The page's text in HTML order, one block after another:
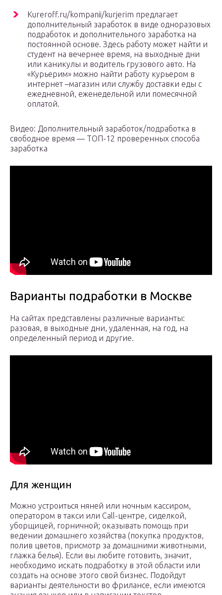
Kureroff.ru/kompanii/kurjerim предлагает
дополнительный заработок в виде одноразовых
подработок и дополнительного заработка на
постоянной основе. Здесь работу может найти и
студент на вечернее время, на выходные дни
или каникулы и водитель грузового авто. На
«Курьерим» можно найти работу курьером в
интернет –магазин или службу доставки еды с
ежедневной, еженедельной или помесячной
оплатой.
Видео: Дополнительный заработок/подработка в
свободное время — ТОП-12 проверенных способа
заработка
Варианты подработки в Москве
На сайтах представлены различные варианты:
разовая, в выходные дни, удаленная, на год, на
определенный период и другие.
Для женщин
Можно устроиться няней или ночным кассиром,
оператором в такси или Call-центре, сиделкой,
уборщицей, горничной; оказывать помощь при
ведении домашнего хозяйства (покупка продуктов,
полив цветов, присмотр за домашними животными,
глажка белья). Если вы любите готовить, значит,
необходимо искать подработку в этой области или
создать на основе этого свой бизнес. Подойдут
варианты деятельности во фрилансе, если имеются